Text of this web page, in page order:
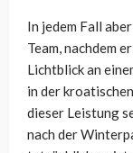
In jedem Fall
Team, nachdem
Lichtblick an
in der
dieser Leistung
nach der